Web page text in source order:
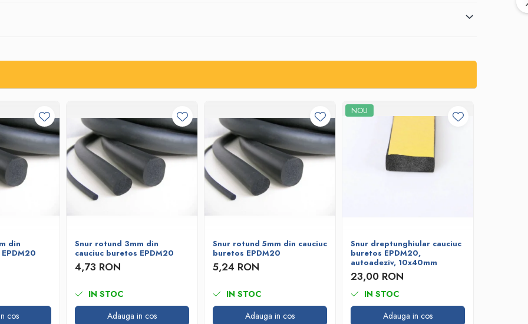
din
cos
Snur rotund 3mm din
cauciuc buretos EPDM20
4,73 RON
IN STOC
Adauga in cos
Snur rotund 5mm din cauciuc
buretos EPDM20
5,24 RON
IN STOC
Adauga in cos
NOU
Snur dreptunghiular cauciuc
buretos EPDM20,
autoadeziv, 10x40mm
23,00 RON
IN STOC
Adauga in cos